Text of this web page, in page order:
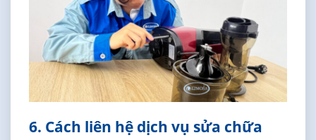
6. Cách liên hệ dịch vụ sửa chữa